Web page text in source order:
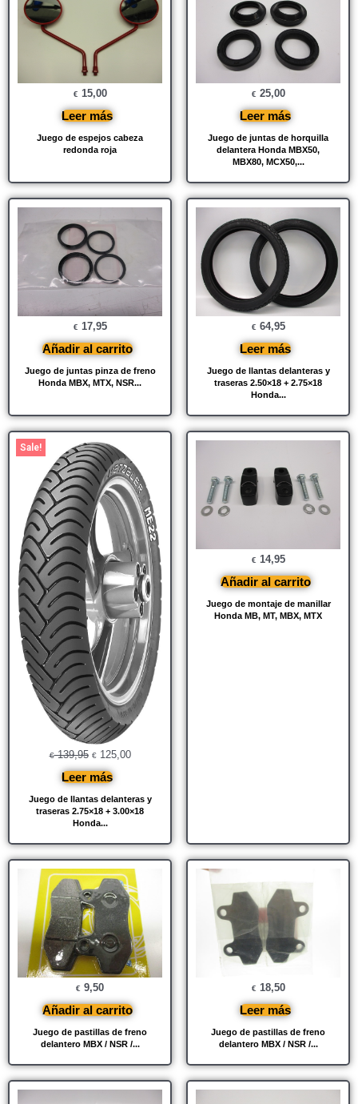
Juego de espejos cabeza
redonda roja
€ 15,00
Leer más
Juego de juntas de horquilla
delantera Honda MBX50,
MBX80, MCX50,...
€ 25,00
Leer más
Juego de juntas pinza de freno
Honda MBX, MTX, NSR...
€ 17,95
Añadir al carrito
Juego de llantas delanteras y
traseras 2.50×18 + 2.75×18
Honda...
€ 64,95
Leer más
Sale!
Juego de llantas delanteras y
traseras 2.75×18 + 3.00×18
Honda...
€139,95
El
precio
original
era:
€ 139,95.
€125,00
El
actual
es:
€ 125,00.
Leer más
Juego de montaje de manillar
Honda MB, MT, MBX, MTX
€ 14,95
Añadir al carrito
Juego de pastillas de freno
delantero MBX / NSR /...
€ 9,50
Añadir al carrito
Juego de pastillas de freno
delantero MBX / NSR /...
€ 18,50
Leer más